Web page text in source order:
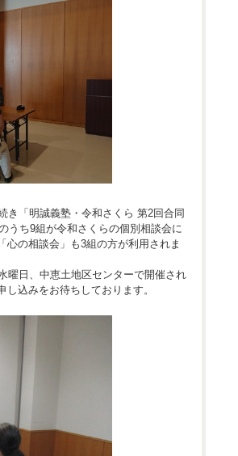
き「明誠義塾・令和さくら 第2回合同
うち9組が令和さくらの個別相談会に
の相談会」も3組の方が利用されま
曜日、中恵土地区センターで開催され
込みをお待ちしております。